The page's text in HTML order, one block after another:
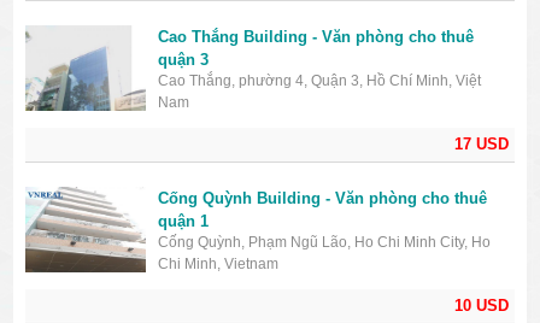
17 USD
Cao Thắng Building - Văn phòng cho thuê
quận 3
Cao Thắng, phường 4, Quận 3, Hồ Chí Minh, Việt
Nam
10 USD
Cống Quỳnh Building - Văn phòng cho thuê
quận 1
Cống Quỳnh, Phạm Ngũ Lão, Ho Chi Minh City, Ho
Chi Minh, Vietnam